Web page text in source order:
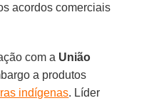
acordos comerciais
com a União
a produtos
indígenas. Líder